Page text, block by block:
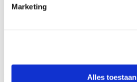
Marketing
Alles toestaan
Vrouw